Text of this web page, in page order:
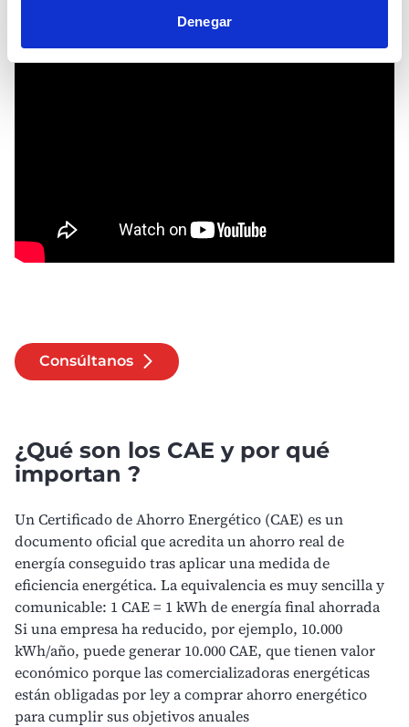
Denegar
Consúltanos
¿Qué son los CAE y por qué
importan ?
Un Certificado de Ahorro Energético (CAE) es un
documento oficial que acredita un ahorro real de
energía conseguido tras aplicar una medida de
eficiencia energética. La equivalencia es muy sencilla y
comunicable: 1 CAE = 1 kWh de energía final ahorrada
Si una empresa ha reducido, por ejemplo, 10.000
kWh/año, puede generar 10.000 CAE, que tienen valor
económico porque las comercializadoras energéticas
están obligadas por ley a comprar ahorro energético
para cumplir sus objetivos anuales